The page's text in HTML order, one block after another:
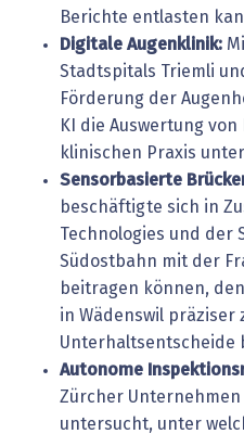
Berichte entlasten
Digitale Augenklinik:
Stadtspitals Triemli
Förderung der
KI die Auswertung
klinischen Praxis
Sensorbasierte
beschäftigte sich in
Technologies und der
Südostbahn mit der
beitragen können,
in Wädenswil präziser
Unterhaltsentscheide
Autonome
Zürcher Unternehmen
untersucht, unter